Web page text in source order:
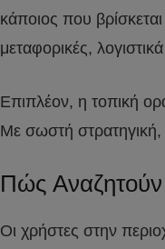
κάποιος που
μεταφορικές,
Επιπλέον, η τοπική
Με σωστή στρατηγική,
Πώς Αναζητούν
Οι χρήστες στην